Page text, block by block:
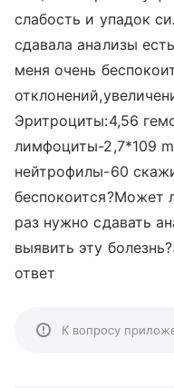
слабость и упадок
сдавала анализы
меня очень
Эритроциты:4,56
лимфоциты-2,7*109
нейтрофилы-60
беспокоится?Может
раз нужно сдавать
выявить эту
ответ
К вопросу